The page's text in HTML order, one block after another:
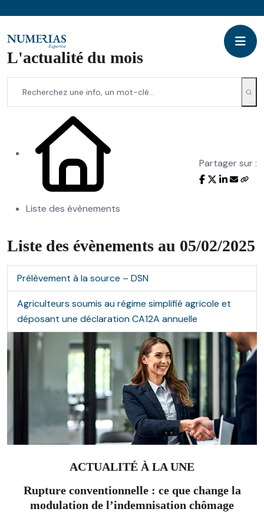
L'actualité du mois
Liste des évènements
Partager sur :
Liste des évènements au 05/02/2025
Prélèvement à la source – DSN
Agriculteurs soumis au régime simplifié agricole et
déposant une déclaration CA12A annuelle
ACTUALITÉ À LA UNE
Rupture conventionnelle : ce que change la
modulation de l’indemnisation chômage